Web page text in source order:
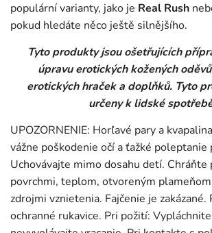
populární varianty, jako je Real Rush
pokud hledáte něco ještě silnějšího.
Tyto produkty jsou ošetřujících
úpravu erotických kožených
erotických hraček a doplňků. Tyto
určeny k lidské
UPOZORNENIE: Horľavé pary a
vážne poškodenie očí a ťažké poleptanie
Uchovávajte mimo dosahu detí. Chráňte
povrchmi, teplom, otvoreným
zdrojmi vznietenia. Fajčenie je zakázané.
ochranné rukavice. Pri požití: